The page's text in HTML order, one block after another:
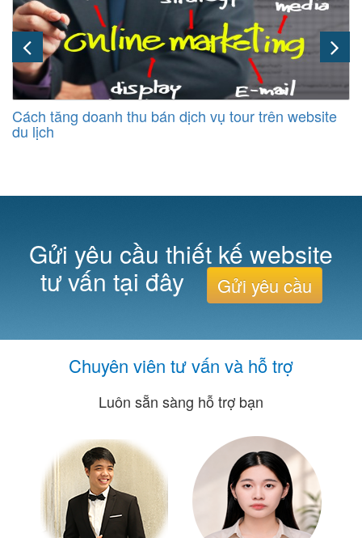
Cách tăng doanh thu bán dịch vụ tour trên website
du lịch
Gửi yêu cầu thiết kế website
tư vấn tại đây Gửi yêu cầu
Chuyên viên tư vấn và hỗ trợ
Luôn sẵn sàng hỗ trợ bạn